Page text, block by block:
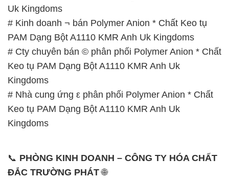
Uk Kingdoms
# Kinh doanh ¬ bán Polymer Anion * Chất Keo tụ
PAM Dạng Bột A1110 KMR Anh Uk Kingdoms
# Cty chuyên bán © phân phối Polymer Anion * Chất
Keo tụ PAM Dạng Bột A1110 KMR Anh Uk
Kingdoms
# Nhà cung ứng ε phân phối Polymer Anion * Chất
Keo tụ PAM Dạng Bột A1110 KMR Anh Uk
Kingdoms
📞 PHÒNG KINH DOANH – CÔNG TY HÓA CHẤT
ĐẮC TRƯỜNG PHÁT🌐